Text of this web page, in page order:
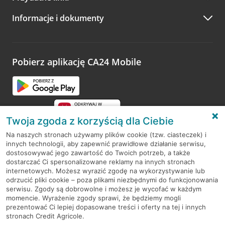
A po wizycie…
Zachęcamy do podzielenia się z nami opinią o wizycie.
opinie.
Informacje i dokumenty
Pobierz aplikację CA24 Mobile
RODO
Regulamin serwisu
Mapa serwisu
PolitykaCookies
Twoja zgoda z korzyścią dla Ciebie
Na naszych stronach używamy plików cookie (tzw. ciasteczek) i
innych technologii, aby zapewnić prawidłowe działanie serwisu,
dostosowywać jego zawartość do Twoich potrzeb, a także
dostarczać Ci spersonalizowane reklamy na innych stronach
internetowych. Możesz wyrazić zgodę na wykorzystywanie lub
odrzucić pliki cookie – poza plikami niezbędnymi do funkcjonowania
serwisu. Zgody są dobrowolne i możesz je wycofać w każdym
momencie. Wyrażenie zgody sprawi, że będziemy mogli
prezentować Ci lepiej dopasowane treści i oferty na tej i innych
stronach Credit Agricole.